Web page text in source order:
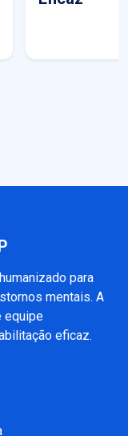
para
mentais. A
equipe
eficaz.